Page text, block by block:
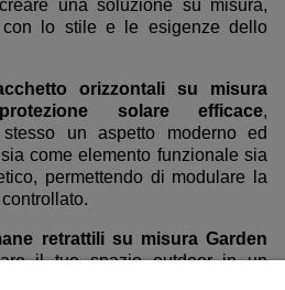
una soluzione su misura,
con lo stile e le esigenze dello
orizzontali su misura
protezione solare efficace,
un aspetto moderno ed
come elemento funzionale sia
permettendo di modulare la
retrattili su misura Garden
il tuo spazio outdoor in un